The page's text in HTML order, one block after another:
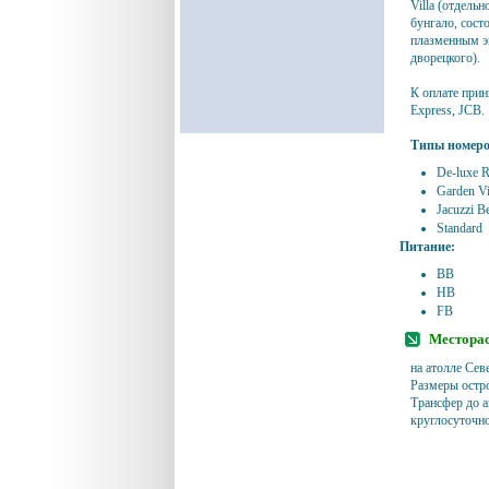
Villa
бунгало,
плазменным
дворецкого).
К оплате
Express, JCB.
Типы
De-luxe
Garden
Jacuzzi
Standard
Питание:
BB
HB
FB
на атолле
Размеры
Трансфер до